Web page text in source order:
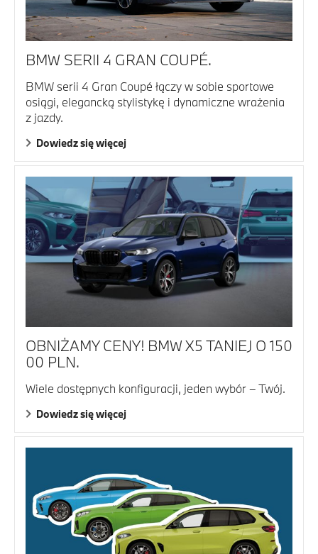
BMW SERII 4 GRAN COUPÉ.
BMW serii 4 Gran Coupé łączy w sobie sportowe
osiągi, elegancką stylistykę i dynamiczne wrażenia
z jazdy.
Dowiedz się więcej
OBNIŻAMY CENY! BMW X5 TANIEJ O 150
00 PLN.
Wiele dostępnych konfiguracji, jeden wybór – Twój.
Dowiedz się więcej